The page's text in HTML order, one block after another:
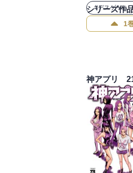
#デスゲーム
シリーズ作
1
神アプリ